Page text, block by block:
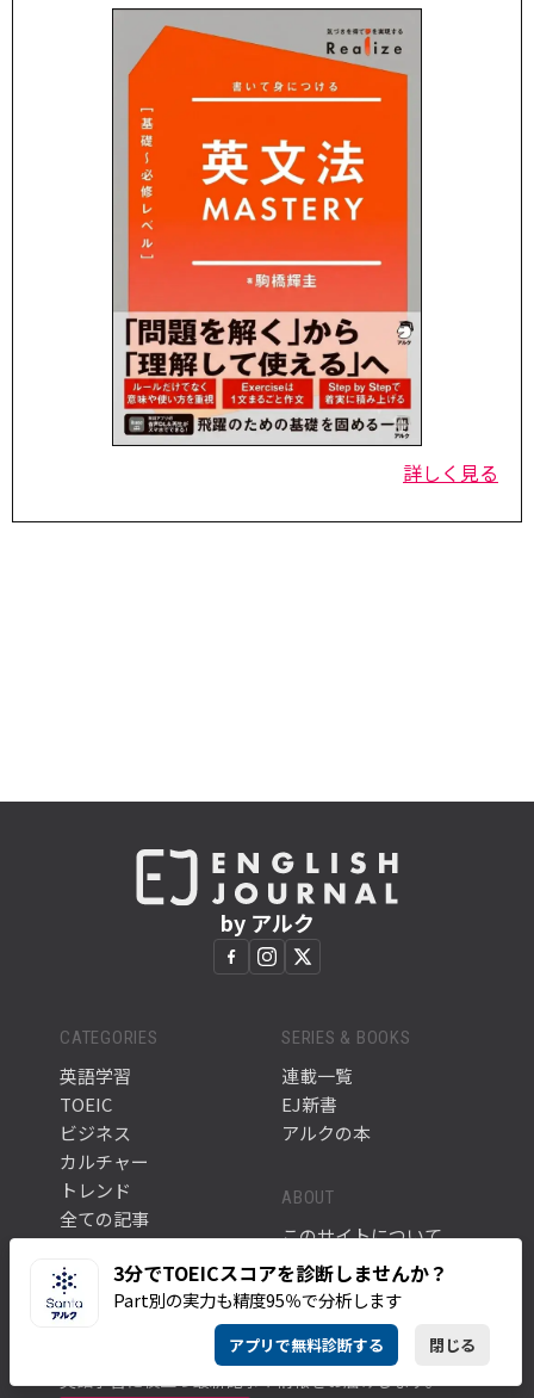
詳しく見る
3分でTOEICスコアを診断しませんか？
Part別の実力も精度95％で分析します
アプリで無料診断する 閉じる
by アルク
CATEGORIES
英語学習
TOEIC
ビジネス
カルチャー
トレンド
全ての記事
SERIES & BOOKS
連載一覧
EJ新書
アルクの本
ABOUT
このサイトについて
アルク公式サイト
英語学習に役立つ最新記事や情報をお届けします。